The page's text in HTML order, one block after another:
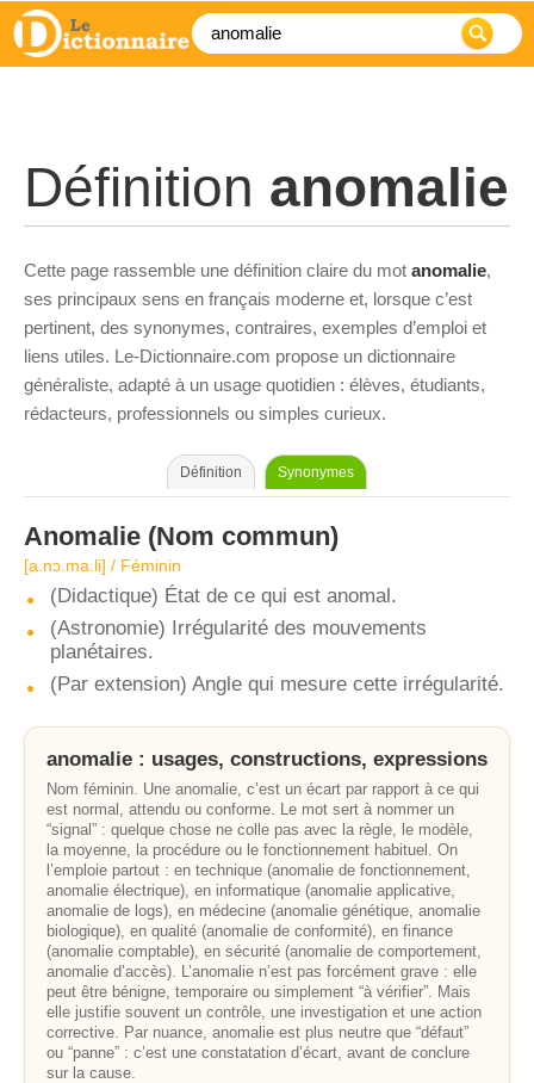
Définition anomalie
Cette page rassemble une définition claire du mot anomalie,
ses principaux sens en français moderne et, lorsque c’est
pertinent, des synonymes, contraires, exemples d’emploi et
liens utiles. Le-Dictionnaire.com propose un dictionnaire
généraliste, adapté à un usage quotidien : élèves, étudiants,
rédacteurs, professionnels ou simples curieux.
Définition Synonymes
Anomalie (Nom commun)
[a.nɔ.ma.li] / Féminin
(Didactique) État de ce qui est anomal.
(Astronomie) Irrégularité des mouvements
planétaires.
(Par extension) Angle qui mesure cette irrégularité.
anomalie : usages, constructions, expressions
Nom féminin. Une anomalie, c’est un écart par rapport à ce qui
est normal, attendu ou conforme. Le mot sert à nommer un
“signal” : quelque chose ne colle pas avec la règle, le modèle,
la moyenne, la procédure ou le fonctionnement habituel. On
l’emploie partout : en technique (anomalie de fonctionnement,
anomalie électrique), en informatique (anomalie applicative,
anomalie de logs), en médecine (anomalie génétique, anomalie
biologique), en qualité (anomalie de conformité), en finance
(anomalie comptable), en sécurité (anomalie de comportement,
anomalie d’accès). L’anomalie n’est pas forcément grave : elle
peut être bénigne, temporaire ou simplement “à vérifier”. Mais
elle justifie souvent un contrôle, une investigation et une action
corrective. Par nuance, anomalie est plus neutre que “défaut”
ou “panne” : c’est une constatation d’écart, avant de conclure
sur la cause.